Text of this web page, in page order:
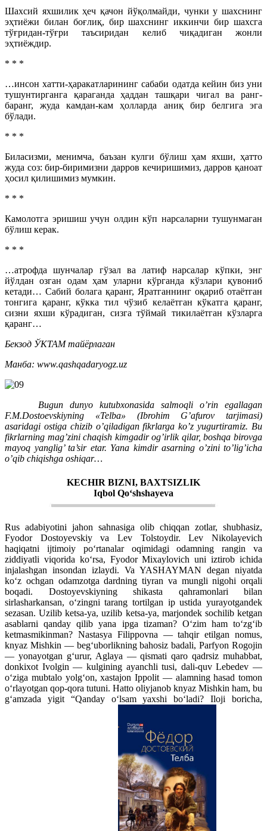
Шахсий яхшилик ҳеч қачон йўқолмайди, чунки у шахснинг
эҳтиёжи билан боғлиқ, бир шахснинг иккинчи бир шахсга
тўғридан-тўғри таъсиридан келиб чиқадиган жонли
эҳтиёждир.
* * *
…инсон хатти-ҳаракатларининг сабаби одатда кейин биз уни
тушунтирганга қараганда ҳаддан ташқари чигал ва ранг-
баранг, жуда камдан-кам ҳолларда аниқ бир белгига эга
бўлади.
* * *
Биласизми, менимча, баъзан кулги бўлиш ҳам яхши, ҳатто
жуда соз: бир-биримизни дарров кечиришимиз, дарров қаноат
ҳосил қилишимиз мумкин.
* * *
Камолотга эришиш учун олдин кўп нарсаларни тушунмаган
бўлиш керак.
* * *
…атрофда шунчалар гўзал ва латиф нарсалар кўпки, энг
йўлдан озган одам ҳам уларни кўрганда кўзлари қувониб
кетади… Сабий болага қаранг, Яратганнинг оқариб отаётган
тонгига қаранг, кўкка тил чўзиб келаётган кўкатга қаранг,
сизни яхши кўрадиган, сизга тўймай тикилаётган кўзларга
қаранг…
Бекзод ЎКТАМ тайёрлаган
Манба: www.qashqadaryogz.uz
Bugun dunyo kutubxonasida salmoqli o’rin egallagan
F.M.Dostoevskiyning «Telba» (Ibrohim G’afurov tarjimasi)
asaridagi ostiga chizib o’qiladigan fikrlarga ko’z yugurtiramiz. Bu
fikrlarning mag’zini chaqish kimgadir og’irlik qilar, boshqa birovga
mayoq yanglig’ ta’sir etar. Yana kimdir asarning o’zini to’lig’icha
o’qib chiqishga oshiqar…
KECHIR BIZNI, BAXTSIZLIK
Iqbol Qo‘shshayeva
Rus adabiyotini jahon sahnasiga olib chiqqan zotlar, shubhasiz,
Fyodor Dostoyevskiy va Lev Tolstoydir. Lev Nikolayevich
haqiqatni ijtimoiy po‘rtanalar oqimidagi odamning rangin va
ziddiyatli viqorida ko‘rsa, Fyodor Mixaylovich uni iztirob ichida
injalashgan insondan izlaydi. Va YASHAYMAN degan niyatda
ko‘z ochgan odamzotga dardning tiyran va mungli nigohi orqali
boqadi. Dostoyevskiyning shikasta qahramonlari bilan
sirlasharkansan, o‘zingni tarang tortilgan ip ustida yurayotgandek
sezasan. Uzilib ketsa-ya, uzilib ketsa-ya, marjondek sochilib ketgan
asablarni qanday qilib yana ipga tizaman? O‘zim ham to‘zg‘ib
ketmasmikinman? Nastasya Filippovna — tahqir etilgan nomus,
knyaz Mishkin — beg‘uborlikning bahosiz badali, Parfyon Rogojin
— yonayotgan g‘urur, Aglaya — qismati qaro qadrsiz muhabbat,
donkixot Ivolgin — kulgining ayanchli tusi, dali-quv Lebedev —
o‘ziga mubtalo yolg‘on, xastajon Ippolit — alamning hasad tomon
o‘rlayotgan qop-qora tutuni. Hatto oliyjanob knyaz Mishkin ham, bu
g‘amzada yigit “Qanday o‘lsam yaxshi bo‘ladi? Iloji boricha,